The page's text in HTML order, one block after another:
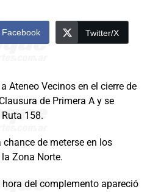
Facebook Twitter/X
Ateneo Vecinos en el cierre de
de Primera A y se
158.
de meterse en los
Zona Norte.
del complemento apareció